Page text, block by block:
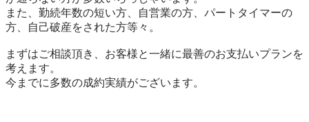
また、勤続年数の短い方、自営業の方、パートタイマーの
方、自己破産をされた方等々。
まずはご相談頂き、お客様と一緒に最善のお支払いプランを
考えます。
今までに多数の成約実績がございます。